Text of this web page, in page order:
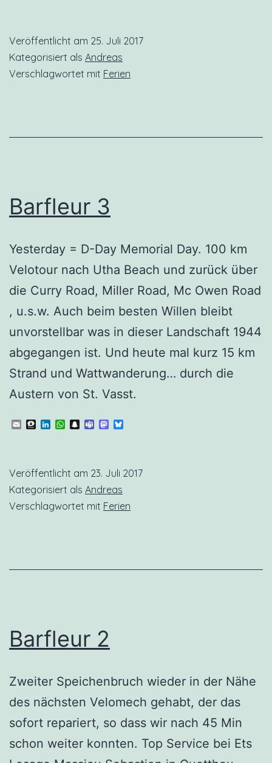
Veröffentlicht am 25. Juli 2017
Kategorisiert als Andreas
Verschlagwortet mit Ferien
Barfleur 3
Yesterday = D-Day Memorial Day. 100 km
Velotour nach Utha Beach und zurück über
die Curry Road, Miller Road, Mc Owen Road
, u.s.w. Auch beim besten Willen bleibt
unvorstellbar was in dieser Landschaft 1944
abgegangen ist. Und heute mal kurz 15 km
Strand und Wattwanderung… durch die
Austern von St. Vasst.
EmailThreema
LinkedIn
WhatsApp
Snapchat
TeamsMastodon
Veröffentlicht am 23. Juli 2017
Kategorisiert als Andreas
Verschlagwortet mit Ferien
Barfleur 2
Zweiter Speichenbruch wieder in der Nähe
des nächsten Velomech gehabt, der das
sofort repariert, so dass wir nach 45 Min
schon weiter konnten. Top Service bei Ets